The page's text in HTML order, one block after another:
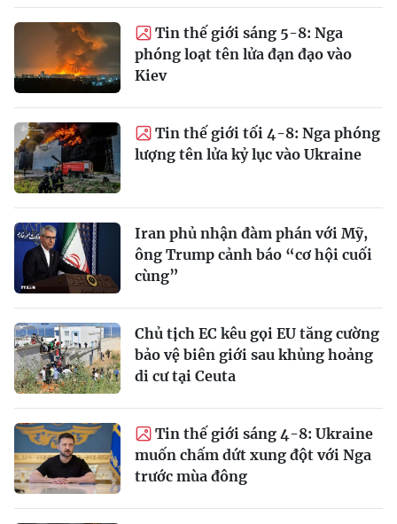
Tin thế giới sáng 5-8: Nga
phóng loạt tên lửa đạn đạo vào
Kiev
Tin thế giới tối 4-8: Nga phóng
lượng tên lửa kỷ lục vào Ukraine
Iran phủ nhận đàm phán với Mỹ,
ông Trump cảnh báo “cơ hội cuối
cùng”
Chủ tịch EC kêu gọi EU tăng cường
bảo vệ biên giới sau khủng hoảng
di cư tại Ceuta
Tin thế giới sáng 4-8: Ukraine
muốn chấm dứt xung đột với Nga
trước mùa đông